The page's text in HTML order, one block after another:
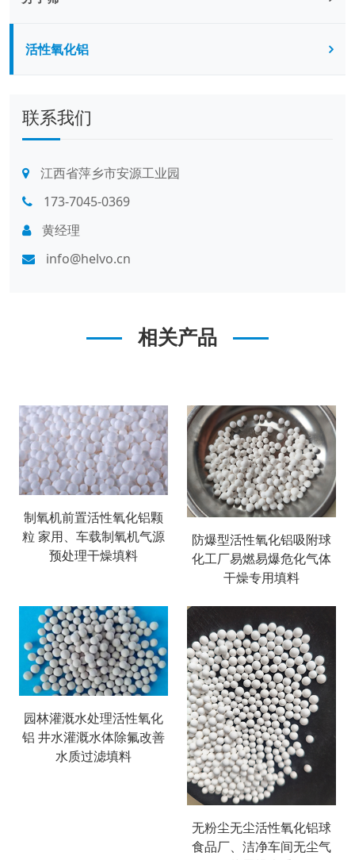
活性氧化铝
联系我们
江西省萍乡市安源工业园
173-7045-0369
黄经理
info@helvo.cn
相关产品
制氧机前置活性氧化铝颗
粒 家用、车载制氧机气源
预处理干燥填料
防爆型活性氧化铝吸附球
化工厂易燃易爆危化气体
干燥专用填料
园林灌溉水处理活性氧化
铝 井水灌溉水体除氟改善
水质过滤填料
无粉尘无尘活性氧化铝球
食品厂、洁净车间无尘气